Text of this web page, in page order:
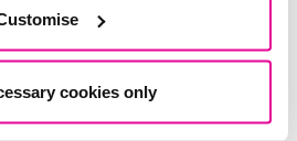
cookies only